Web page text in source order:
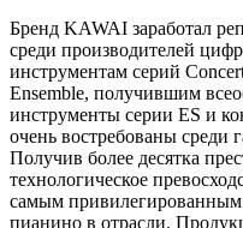
Бренд KAWAI заработал
среди производителей
инструментам серий
Ensemble, получившим
инструменты серии ES и
очень востребованы среди
Получив более десятка
технологическое
самым
пианино в отрасли.